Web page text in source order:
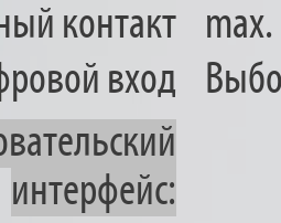
контакт
вход
интерфейс: